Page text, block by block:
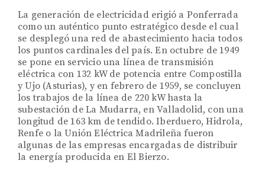
La generación de electricidad erigió a Ponferrada
como un auténtico punto estratégico desde el cual
se desplegó una red de abastecimiento hacia todos
los puntos cardinales del país. En octubre de 1949
se pone en servicio una línea de transmisión
eléctrica con 132 kW de potencia entre Compostilla
y Ujo (Asturias), y en febrero de 1959, se concluyen
los trabajos de la línea de 220 kW hasta la
subestación de La Mudarra, en Valladolid, con una
longitud de 163 km de tendido. Iberduero, Hidrola,
Renfe o la Unión Eléctrica Madrileña fueron
algunas de las empresas encargadas de distribuir
la energía producida en El Bierzo.